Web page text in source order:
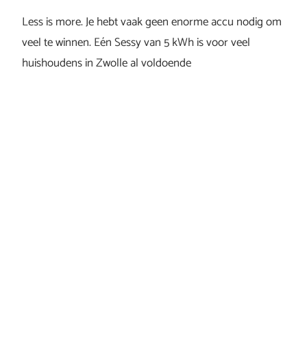
Less is more. Je hebt vaak geen enorme accu nodig om
veel te winnen. Eén Sessy van 5 kWh is voor veel
huishoudens in Zwolle al voldoende